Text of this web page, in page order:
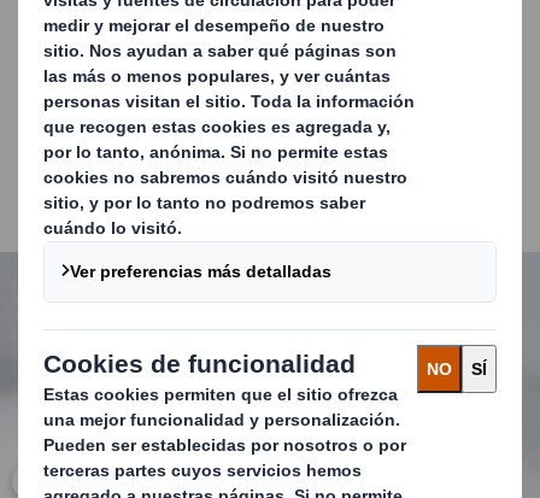
Su acondicionamiento es totalmente personalizable
desde espumas de protección hasta separadores
flexibles y posicionadores de plástico, cada detalle se
personaliza para garantizar un acondicionamiento
interior a medida. Estos acondicionamientos no solo
protegen los productos durante el transporte, sino que
también maximiza la capacidad de carga al contener más
productos en el mismo espacio.
Carousel. Use previous and next buttons to move
Haz clic para ampliar imagen